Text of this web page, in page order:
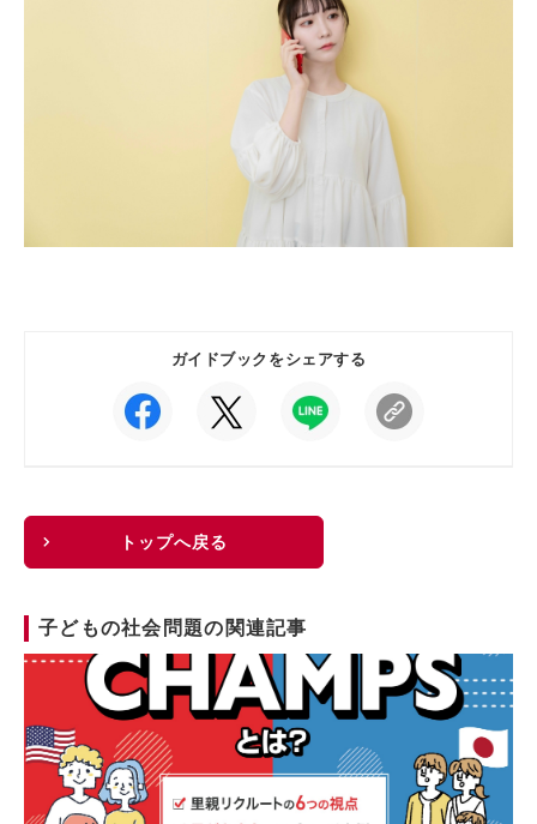
ガイドブックをシェアする
トップへ戻る
子どもの社会問題の関連記事